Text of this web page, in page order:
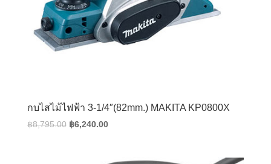
กบไสไม้ไฟฟ้า 3-1/4″(82mm.) MAKITA KP0800X
฿8,795.00 Original
฿6,240.00Current